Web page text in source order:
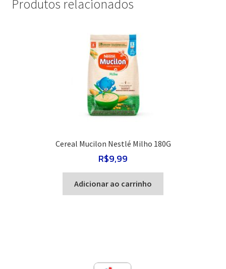
Produtos relacionados
Cereal Mucilon Nestlé Milho 180G
R$9,99
Adicionar ao carrinho